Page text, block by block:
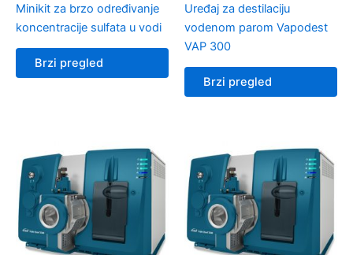
Minikit za brzo određivanje
koncentracije sulfata u vodi
Brzi pregled
Uređaj za destilaciju
vodenom parom Vapodest
VAP 300
Brzi pregled